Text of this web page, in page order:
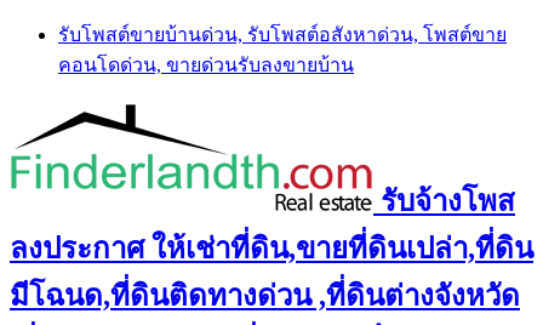
Skip
content
รับโพสต์ขายบ้านด่วน, รับโพสต์อสังหาด่วน, โพสต์ขาย
คอนโดด่วน, ขายด่วนรับลงขายบ้าน
รับจ้างโพส
ลงประกาศ ให้เช่าที่ดิน,ขายที่ดินเปล่า,ที่ดิน
มีโฉนด,ที่ดินติดทางด่วน ,ที่ดินต่างจังหวัด